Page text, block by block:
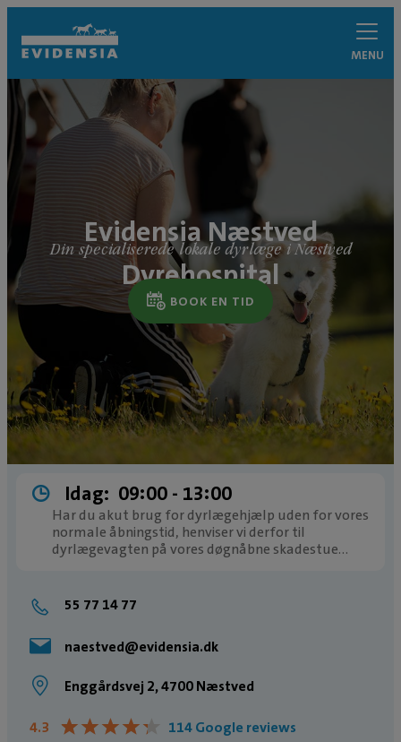
MENU
Evidensia Næstved
Dyrehospital
Din specialiserede lokale dyrlæge i Næstved
BOOK EN TID
Idag: 09:00 ­- 13:00
Har du akut brug for dyrlægehjælp uden for vores
normale åbningstid, henviser vi derfor til
dyrlægevagten på vores døgnåbne skadestue
55 77 14 77
naestved@evidensia.dk
Enggårdsvej 2, 4700 Næstved
4.3 ★★★★★
★★★★★ 114 Google reviews